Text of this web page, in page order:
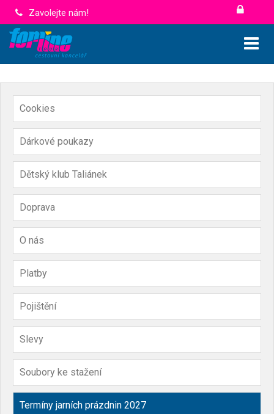
Zavolejte nám!
Cookies
Dárkové poukazy
Dětský klub Taliánek
Doprava
O nás
Platby
Pojištění
Slevy
Soubory ke stažení
Termíny jarních prázdnin 2027